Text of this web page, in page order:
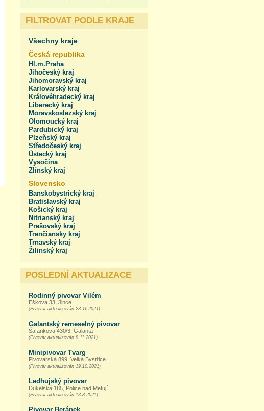
FILTROVAT PODLE KRAJE
Všechny kraje
Česká republika
Hl.m.Praha
Jihočeský kraj
Jihomoravský kraj
Karlovarský kraj
Královéhradecký kraj
Liberecký kraj
Moravskoslezský kraj
Olomoucký kraj
Pardubický kraj
Plzeňský kraj
Středočeský kraj
Ústecký kraj
Vysočina
Zlínský kraj
Slovensko
Banskobystrický kraj
Bratislavský kraj
Košický kraj
Nitrianský kraj
Prešovský kraj
Trenčiansky kraj
Trnavský kraj
Žilinský kraj
POSLEDNÍ AKTUALIZACE
Rodinný pivovar Vilém
Eškova 33, Jince
(Pivovar aktualizován 23.11.2021)
Galantský remeselný pivovar
Šafarikova 430/3, Galanta
(Pivovar aktualizován 8.11.2021)
Minipivovar Tvarg
Pivovarská 899, Velká Bystřice
(Pivovar aktualizován 19.10.2021)
Ledhujský pivovar
Dukelská 185, Police nad Metují
(Pivovar aktualizován 13.8.2021)